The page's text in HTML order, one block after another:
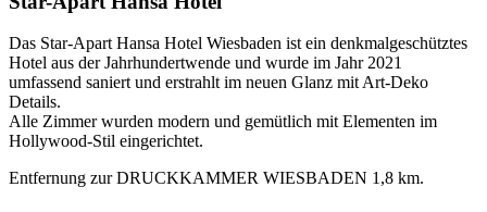
Das Star-Apart Hansa Hotel Wiesbaden ist ein denkmalgeschütztes
Hotel aus der Jahrhundertwende und wurde im Jahr 2021
umfassend saniert und erstrahlt im neuen Glanz mit Art-Deko
Details.
Alle Zimmer wurden modern und gemütlich mit Elementen im
Hollywood-Stil eingerichtet.
Entfernung zur DRUCKKAMMER WIESBADEN 1,8 km.